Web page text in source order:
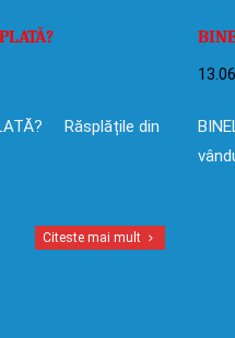
Răsplățile din
Citeste mai mult